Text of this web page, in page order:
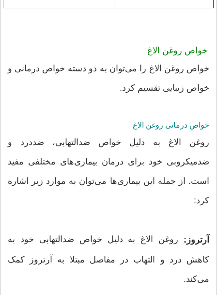
خواص روغن الاغ
خواص روغن الاغ را می‌توان به دو دسته خواص درمانی و
خواص زیبایی تقسیم کرد.
خواص درمانی روغن الاغ
روغن الاغ به دلیل خواص ضدالتهابی، ضددرد و
ضدمیکروبی خود برای درمان بیماری‌های مختلفی مفید
است. از جمله این بیماری‌ها می‌توان به موارد زیر اشاره
کرد:
آرتروز: روغن الاغ به دلیل خواص ضدالتهابی خود به
کاهش درد و التهاب در مفاصل مبتلا به آرتروز کمک
می‌کند.